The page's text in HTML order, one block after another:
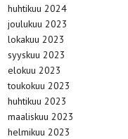
huhtikuu 2024
joulukuu 2023
lokakuu 2023
syyskuu 2023
elokuu 2023
toukokuu 2023
huhtikuu 2023
maaliskuu 2023
helmikuu 2023